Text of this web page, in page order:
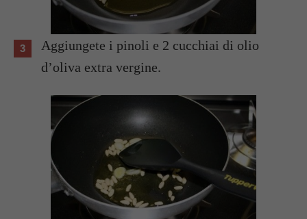
Aggiungete i pinoli e 2 cucchiai di olio
d’oliva extra vergine.